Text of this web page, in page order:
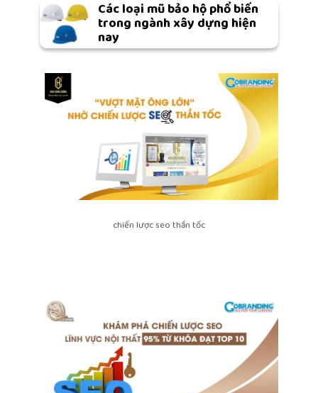
Các loại mũ bảo hộ phổ biến
trong ngành xây dựng hiện
nay
chiến lược seo thần tốc